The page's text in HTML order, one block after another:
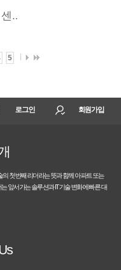
..
5
로그인 회원가입
첫번째 리더라는 뜻과 함께 아파트 또는
앞서가는 솔루션과 IT기술 변화에 빠른 대